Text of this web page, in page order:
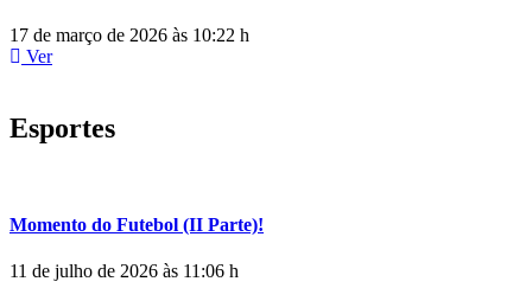
17 de março de 2026 às 10:22 h
Ver
Esportes
Momento do Futebol (II Parte)!
11 de julho de 2026 às 11:06 h